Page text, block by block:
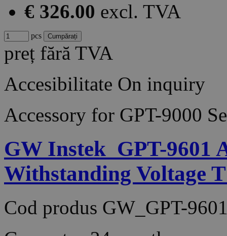
€ 326.00 excl. TVA
pcs
preț fără TVA
Accesibilitate On inquiry
Accessory for GPT-9000
GW Instek_GPT-9601
Withstanding Voltage
Cod produs GW_GPT-